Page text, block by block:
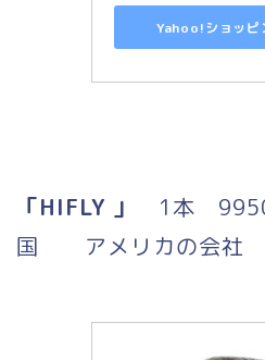
Yahoo!ショッピ
「HIFLY 」
1本
国 アメリカの会社